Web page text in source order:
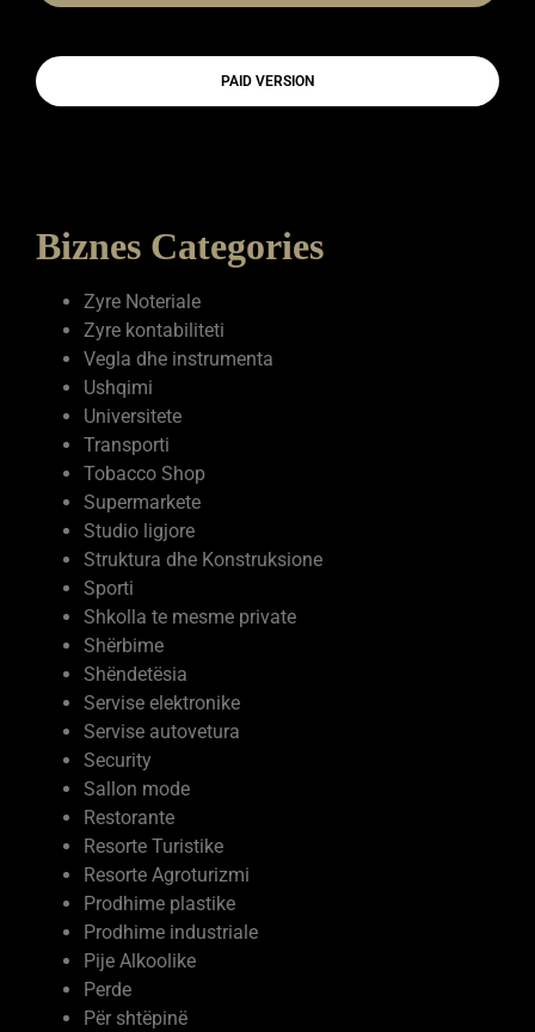
PAID VERSION
Biznes Categories
Zyre Noteriale
Zyre kontabiliteti
Vegla dhe instrumenta
Ushqimi
Universitete
Transporti
Tobacco Shop
Supermarkete
Studio ligjore
Struktura dhe Konstruksione
Sporti
Shkolla te mesme private
Shërbime
Shëndetësia
Servise elektronike
Servise autovetura
Security
Sallon mode
Restorante
Resorte Turistike
Resorte Agroturizmi
Prodhime plastike
Prodhime industriale
Pije Alkoolike
Perde
Për shtëpinë